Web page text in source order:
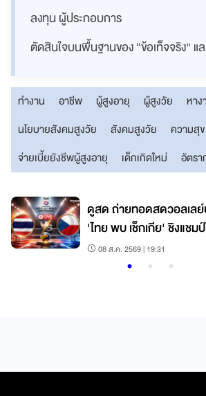
ลงทุน ผู้ประกอบการ
ตัดสินใจบนพื้นฐานของ “ข้อเท็จจริง” แล
ทำงาน อาชีพ ผู้สูงอายุ ผู้สูงวัย
หาง
นโยบายสังคมสูงวัย
สังคมสูงวัย
ความสุข
จ่ายเบี้ยยังชีพผู้สูงอายุ
เด็กเกิดใหม่ อัตรา
ดูสด ถ่ายทอดสดวอลเล
'ไทย พบ เช็กเกีย' ชิงแชม
08 ส.ค. 2569 | 19:31